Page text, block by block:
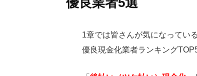
1章では皆さんが気になってい
優良現金化業者ランキング